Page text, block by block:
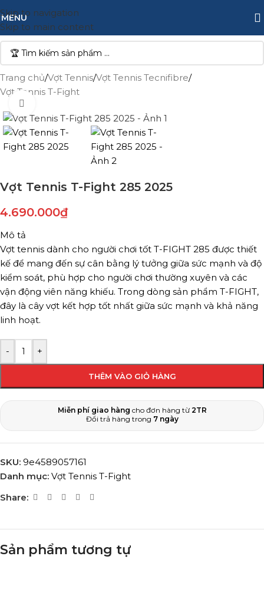
Skip to navigation
Skip to main content
MENU
Trang chủ/Vợt Tennis/Vợt Tennis Tecnifibre/
Vợt Tennis T-Fight
Vợt Tennis T-Fight 285 2025
4.690.000₫
Mô tả
Vợt tennis dành cho người chơi tốt T-FIGHT 285 được thiết
kế để mang đến sự cân bằng lý tưởng giữa sức mạnh và độ
kiểm soát, phù hợp cho người chơi thường xuyên và các
vận động viên năng khiếu. Trong dòng sản phẩm T-FIGHT,
đây là cây vợt kết hợp tốt nhất giữa sức mạnh và khả năng
linh hoạt.
- +
THÊM VÀO GIỎ HÀNG
Miễn phí giao hàng cho đơn hàng từ 2TR
Đổi trả hàng trong 7 ngày
SKU: 9e4589057161
Danh mục: Vợt Tennis T-Fight
Share:
Sản phẩm tương tự